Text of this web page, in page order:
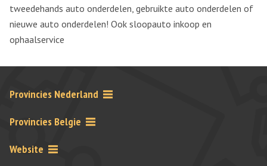
tweedehands auto onderdelen, gebruikte auto onderdelen of
nieuwe auto onderdelen! Ook sloopauto inkoop en
ophaalservice
Provincies Nederland
Provincies Belgie
Website